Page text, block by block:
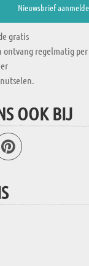
gratis
ontvang regelmatig
OOK BIJ